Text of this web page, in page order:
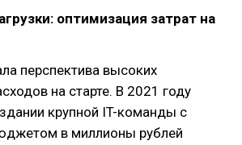
оптимизация затрат на
перспектива высоких
на старте. В 2021 году
крупной IT-команды с
в миллионы рублей